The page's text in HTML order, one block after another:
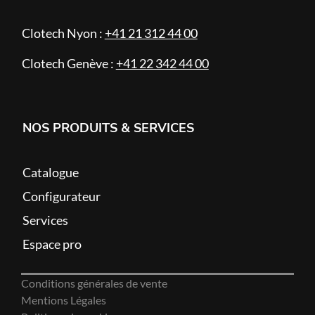
Clotech Nyon : +41 21 312 44 00
Clotech Genève : +41 22 342 44 00
NOS PRODUITS & SERVICES
Catalogue
Configurateur
Services
Espace pro
Conditions générales de vente
Mentions Légales